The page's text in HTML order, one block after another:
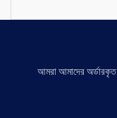
আমরা আমাদের অর্ডারকৃত